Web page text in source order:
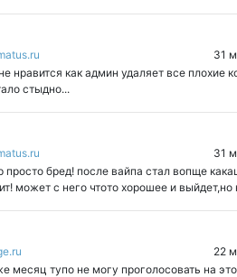
31
нравится как админ удаляет все плохие
стыдно...
31
просто бред! после вайпа стал вопще
может с него чтото хорошее и
22
месяц тупо не могу проголосовать на